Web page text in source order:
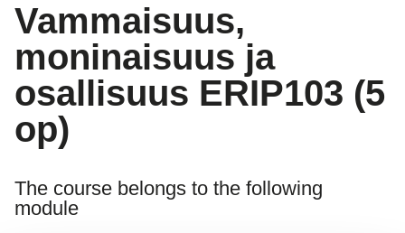
Vammaisuus,
moninaisuus ja
osallisuus ERIP103 (5
op)
The course belongs to the following
module